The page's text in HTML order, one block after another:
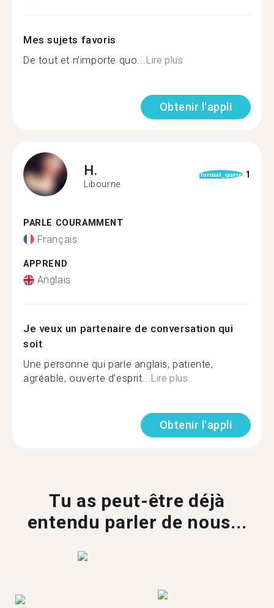
Mes sujets favoris
De tout et n’importe quo...Lire plus
Obtenir l'appli
H.
Libourne
format_quote 1
PARLE COURAMMENT
Français
APPREND
Anglais
Je veux un partenaire de conversation qui
soit
Une personne qui parle anglais, patiente,
agréable, ouverte d'esprit...Lire plus
Obtenir l'appli
Tu as peut-être déjà
entendu parler de nous...